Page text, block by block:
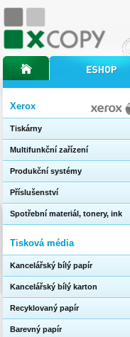
Xerox
Tiskárny
Multifunkční zařízení
Produkční systémy
Příslušenství
Spotřební materiál, tonery, ink
Tisková média
Kancelářský bílý papír
Kancelářský bílý karton
Recyklovaný papír
Barevný papír
úvodní stránka xcopyinternetový obchod xcopy